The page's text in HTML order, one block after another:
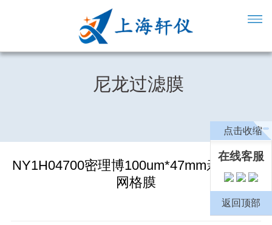
尼龙过滤膜
NY1H04700密理博100um*47mm亲水尼龙
网格膜
点击收缩
在线客服
返回顶部